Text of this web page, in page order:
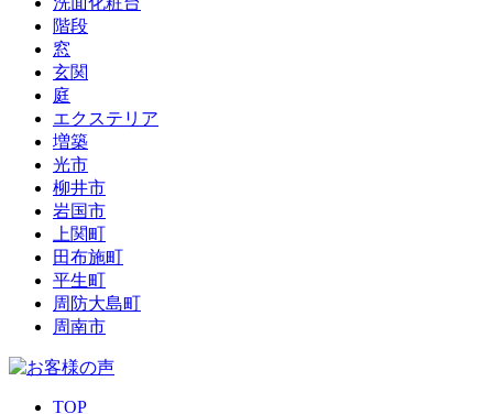
階段
窓
玄関
庭
エクステリア
増築
光市
柳井市
岩国市
上関町
田布施町
平生町
周防大島町
周南市
TOP